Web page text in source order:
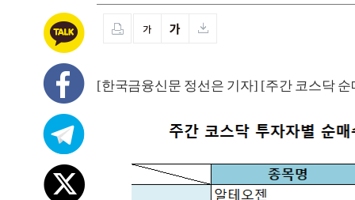
[한국금융신문 정선은 기자] [주간 코스닥 순